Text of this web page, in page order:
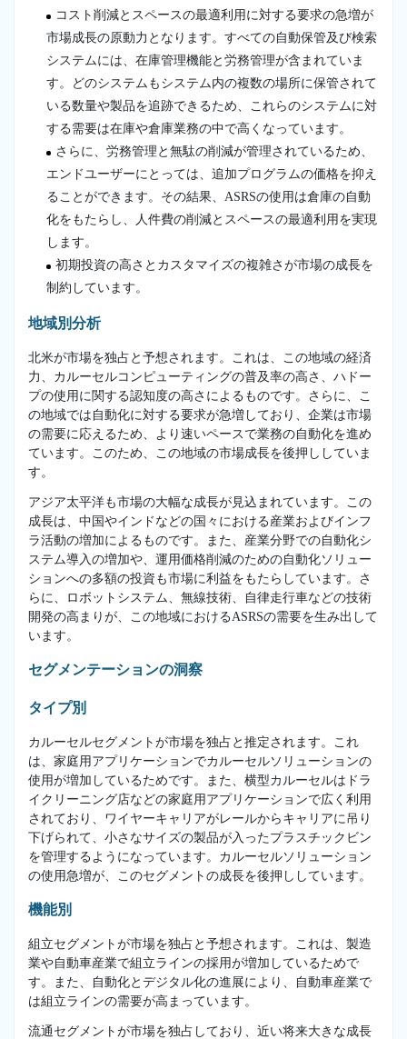
コスト削減とスペースの最適利用に対する要求の急増が
市場成長の原動力となります。すべての自動保管及び検索
システムには、在庫管理機能と労務管理が含まれていま
す。どのシステムもシステム内の複数の場所に保管されて
いる数量や製品を追跡できるため、これらのシステムに対
する需要は在庫や倉庫業務の中で高くなっています。
さらに、労務管理と無駄の削減が管理されているため、
エンドユーザーにとっては、追加プログラムの価格を抑え
ることができます。その結果、ASRSの使用は倉庫の自動
化をもたらし、人件費の削減とスペースの最適利用を実現
します。
初期投資の高さとカスタマイズの複雑さが市場の成長を
制約しています。
地域別分析
北米が市場を独占と予想されます。これは、この地域の経済
力、カルーセルコンピューティングの普及率の高さ、ハドー
プの使用に関する認知度の高さによるものです。さらに、こ
の地域では自動化に対する要求が急増しており、企業は市場
の需要に応えるため、より速いペースで業務の自動化を進め
ています。このため、この地域の市場成長を後押ししていま
す。
アジア太平洋も市場の大幅な成長が見込まれています。この
成長は、中国やインドなどの国々における産業およびインフ
ラ活動の増加によるものです。また、産業分野での自動化シ
ステム導入の増加や、運用価格削減のための自動化ソリュー
ションへの多額の投資も市場に利益をもたらしています。さ
らに、ロボットシステム、無線技術、自律走行車などの技術
開発の高まりが、この地域におけるASRSの需要を生み出して
います。
セグメンテーションの洞察
タイプ別
カルーセルセグメントが市場を独占と推定されます。これ
は、家庭用アプリケーションでカルーセルソリューションの
使用が増加しているためです。また、横型カルーセルはドラ
イクリーニング店などの家庭用アプリケーションで広く利用
されており、ワイヤーキャリアがレールからキャリアに吊り
下げられて、小さなサイズの製品が入ったプラスチックビン
を管理するようになっています。カルーセルソリューション
の使用急増が、このセグメントの成長を後押ししています。
機能別
組立セグメントが市場を独占と予想されます。これは、製造
業や自動車産業で組立ラインの採用が増加しているためで
す。また、自動化とデジタル化の進展により、自動車産業で
は組立ラインの需要が高まっています。
流通セグメントが市場を独占しており、近い将来大きな成長